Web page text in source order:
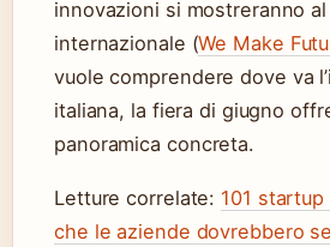
innovazioni si mostreranno
internazionale (We Make
vuole comprendere dove va
italiana, la fiera di giugno
panoramica concreta.
Letture correlate: 101
che le aziende dovrebbero